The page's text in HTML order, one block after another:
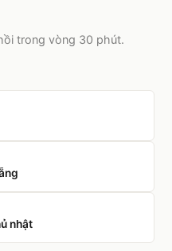
trong vòng 30 phút.
nhật